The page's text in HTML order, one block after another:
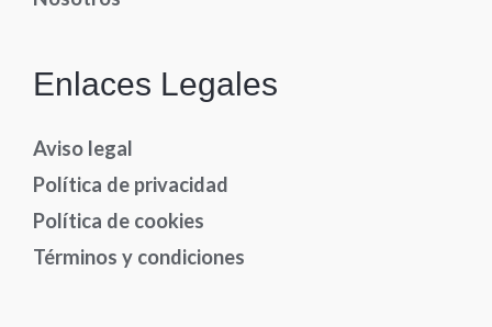
Enlaces Legales
Aviso legal
Política de privacidad
Política de cookies
Términos y condiciones